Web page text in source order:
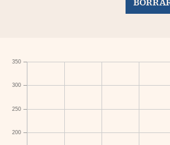
200
250
300
350